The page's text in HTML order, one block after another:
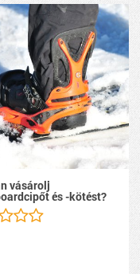
vásárolj
és -kötést?